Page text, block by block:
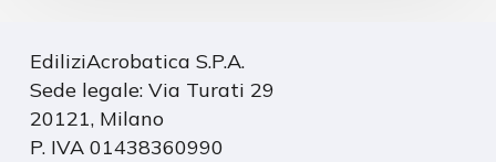
EdiliziAcrobatica S.P.A.
Sede legale: Via Turati 29
20121, Milano
P. IVA 01438360990